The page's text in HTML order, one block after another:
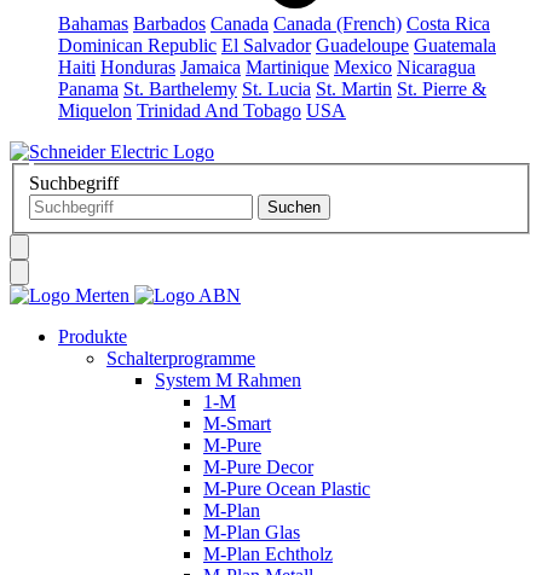
Bahamas Barbados Canada Canada (French) Costa Rica
Dominican Republic El Salvador Guadeloupe Guatemala
Haiti Honduras Jamaica Martinique Mexico Nicaragua
Panama St. Barthelemy St. Lucia St. Martin St. Pierre &
Miquelon Trinidad And Tobago USA
Suchbegriff
Produkte
Schalterprogramme
System M Rahmen
1-M
M-Smart
M-Pure
M-Pure Decor
M-Pure Ocean Plastic
M-Plan
M-Plan Glas
M-Plan Echtholz